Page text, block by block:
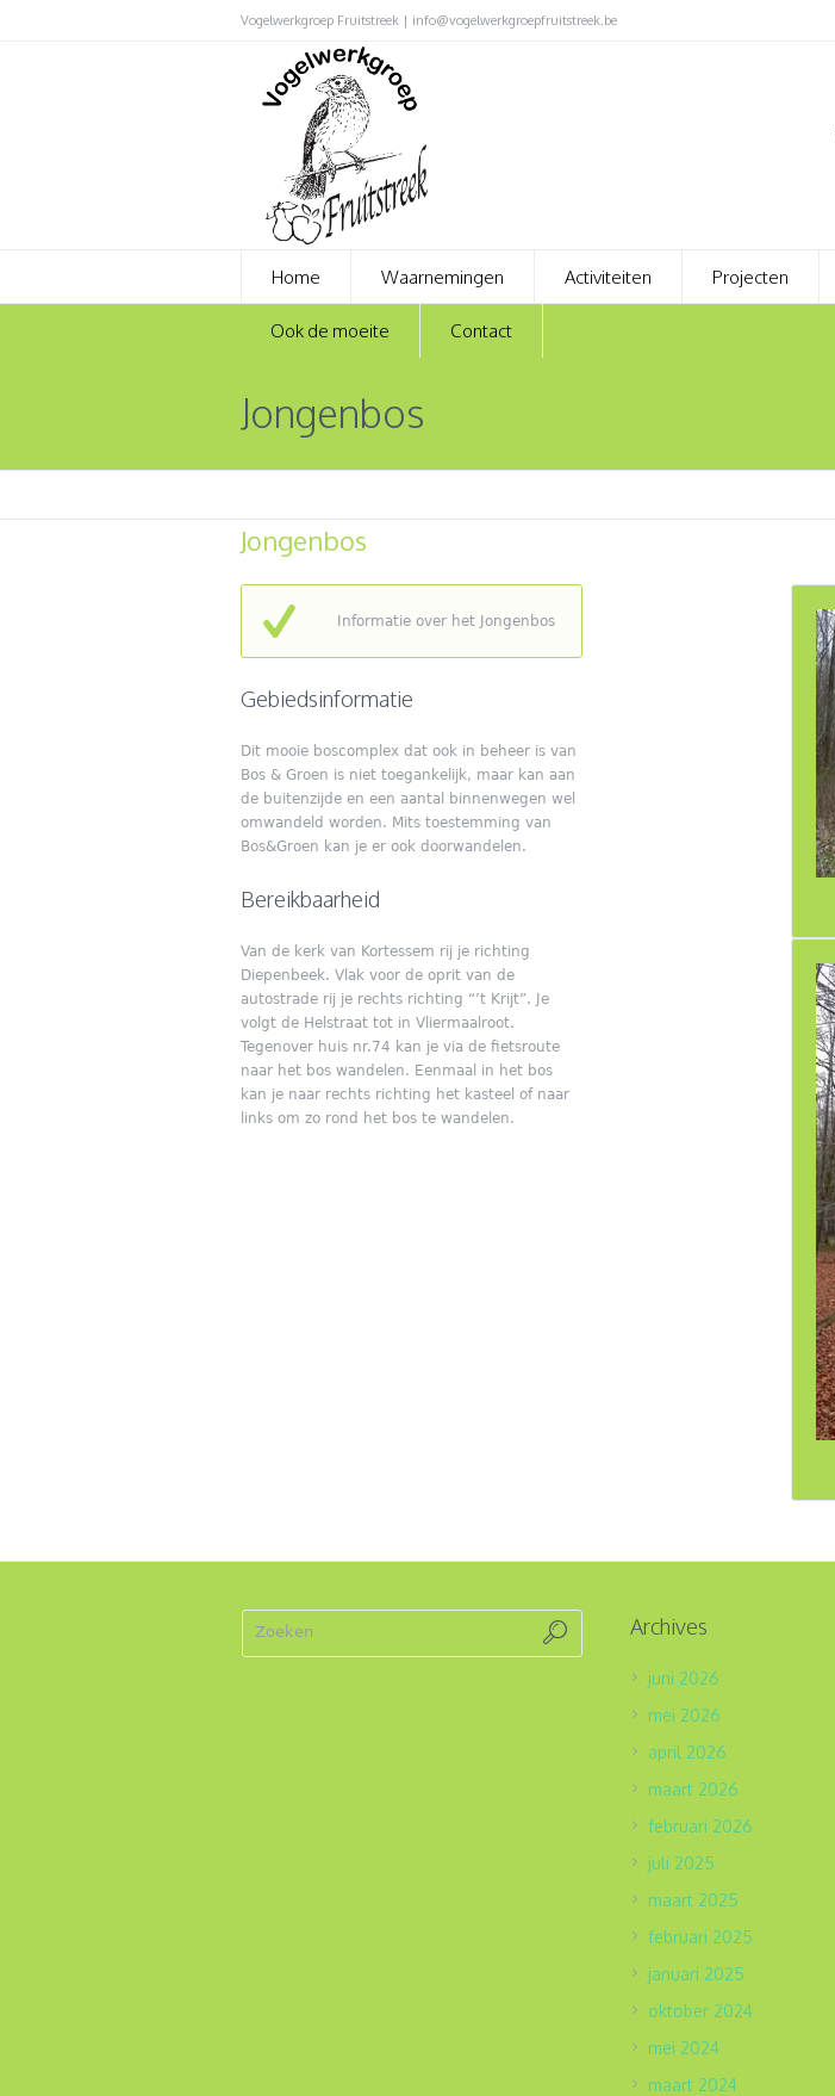
Vogelwerkgroep Fruitstreek | info@vogelwerkgroepfruitstreek.be
Home Waarnemingen Activiteiten Projecten
Ook de moeite Contact
Jongenbos
Jongenbos
Informatie over het Jongenbos
Gebiedsinformatie
Dit mooie boscomplex dat ook in beheer is van
Bos & Groen is niet toegankelijk, maar kan aan
de buitenzijde en een aantal binnenwegen wel
omwandeld worden. Mits toestemming van
Bos&Groen kan je er ook doorwandelen.
Bereikbaarheid
Van de kerk van Kortessem rij je richting
Diepenbeek. Vlak voor de oprit van de
autostrade rij je rechts richting “’t Krijt”. Je
volgt de Helstraat tot in Vliermaalroot.
Tegenover huis nr.74 kan je via de fietsroute
naar het bos wandelen. Eenmaal in het bos
kan je naar rechts richting het kasteel of naar
links om zo rond het bos te wandelen.
Archives
juni 2026
mei 2026
april 2026
maart 2026
februari 2026
juli 2025
maart 2025
februari 2025
januari 2025
oktober 2024
mei 2024
maart 2024